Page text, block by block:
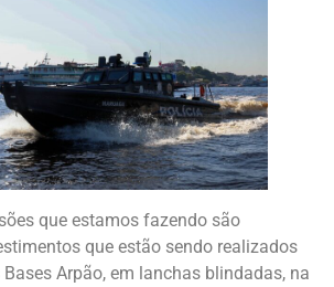
que estamos fazendo são
que estão sendo realizados
Arpão, em lanchas blindadas, na